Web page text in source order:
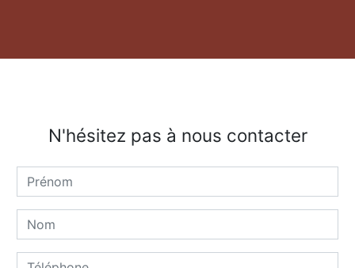
N'hésitez pas à nous contacter